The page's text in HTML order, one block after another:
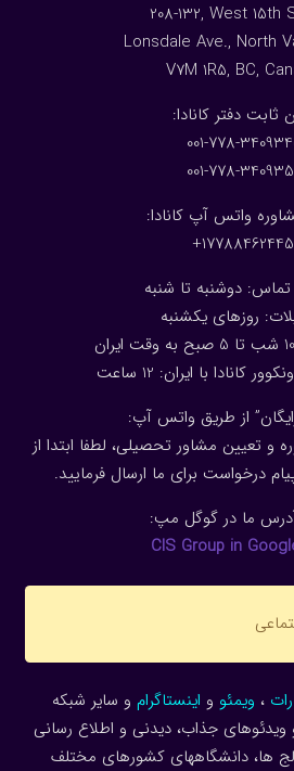
208-132, West 15th
Lonsdale Ave., North
V7M 1R5, BC,
ثابت دفتر کانادا
001-778-
001-778-
واتس آپ کانادا:
17788462445+
دوشنبه تا شنبه
روزهای یکشنبه
کانادا با ایران: 1 2 ساعت
از طریق واتس آپ:
تعیین مشاور تحصیلی، لطفا ابتدا از
درخواست برای ما ارسال فرمایید.
ما در گوگل مپ:
CIS Group in
، ویمئو و اینستاگرام و سایر شبکه
جذاب، دیدنی و اطلاع رسانی
ها، دانشگاههای کشورهای مختلف